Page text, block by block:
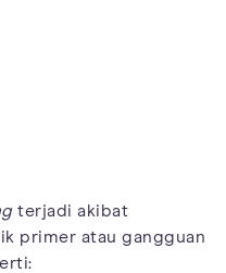
terjadi akibat
primer atau gangguan